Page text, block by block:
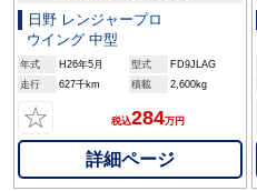
日野 レンジャープロ
ウイング 中型
年式 H26年5月 型式
FD9JLAG
走行
627千km 積載 2,600kg
☆ 税込284万円
詳細ページ